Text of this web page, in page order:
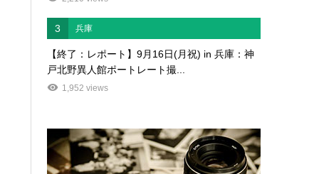
3 兵庫
【終了：レポート】9月16日(月祝) in 兵庫：神
戸北野異人館ポートレート撮...
1,952 views